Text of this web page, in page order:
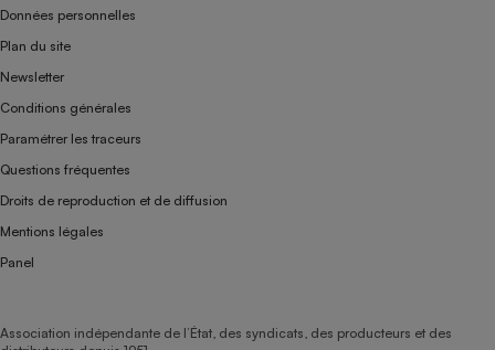
Données personnelles
Plan du site
Newsletter
Conditions générales
Paramétrer les traceurs
Questions fréquentes
Droits de reproduction et de diffusion
Mentions légales
Panel
Association indépendante de l’État, des syndicats, des producteurs et des